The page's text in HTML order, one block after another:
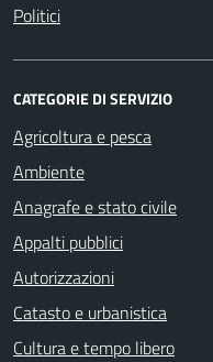
Politici
CATEGORIE DI SERVIZIO
Agricoltura e pesca
Ambiente
Anagrafe e stato civile
Appalti pubblici
Autorizzazioni
Catasto e urbanistica
Cultura e tempo libero